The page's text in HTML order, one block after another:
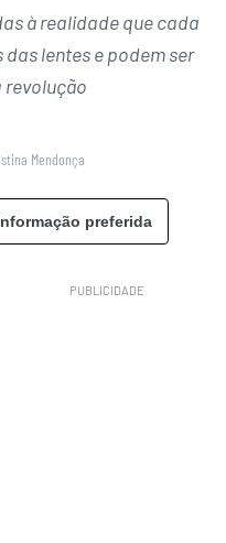
à realidade que cada
lentes e podem ser
revolução
Mendonça
preferida